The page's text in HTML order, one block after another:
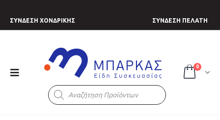
ΣΥΝΔΕΣΗ ΧΟΝΔΡΙΚΗΣ ΣΥΝΔΕΣΗ ΠΕΛΑΤΗ
Products
search
0